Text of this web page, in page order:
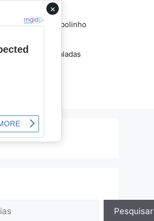
Biscoitos bolinho
recheios Saladas
Pesquisar
×